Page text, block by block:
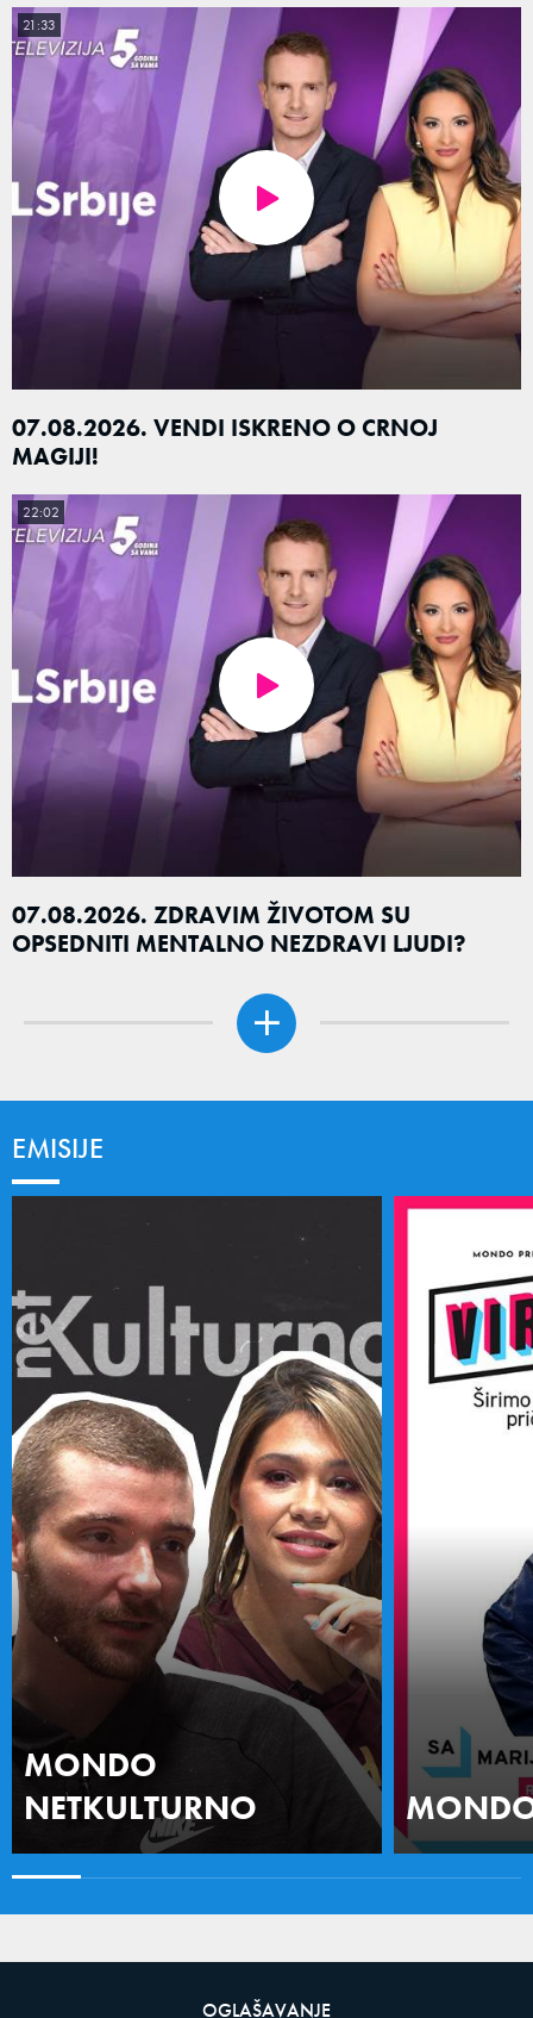
07.08.2026. VENDI ISKRENO O CRNOJ
MAGIJI!
21:33
07.08.2026. ZDRAVIM ŽIVOTOM SU
OPSEDNITI MENTALNO NEZDRAVI LJUDI?
22:02
EMISIJE
MONDO
NETKULTURNO
OGLAŠAVANJE